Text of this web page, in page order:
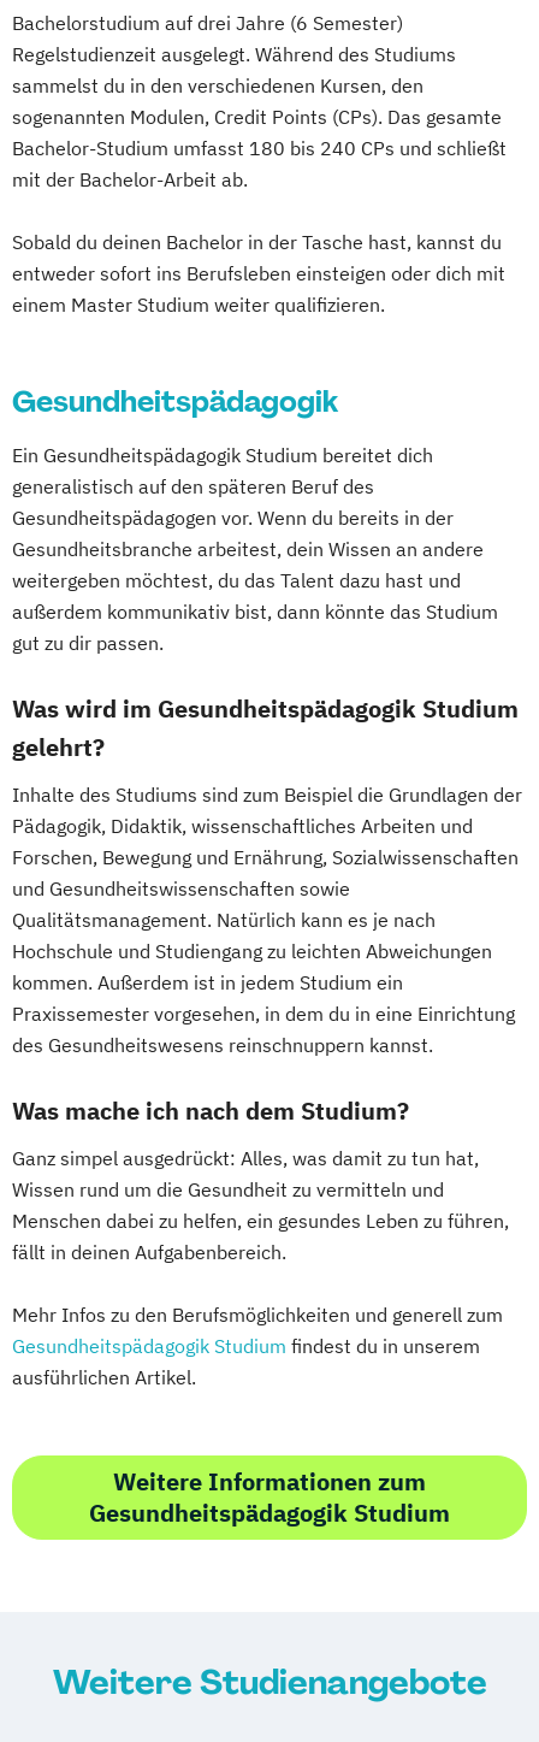
Studienzentrum Judenburg
Bachelorstudium auf drei Jahre (6 Semester)
Regelstudienzeit ausgelegt. Während des Studiums
sammelst du in den verschiedenen Kursen, den
sogenannten Modulen, Credit Points (CPs). Das gesamte
Bachelor-Studium umfasst 180 bis 240 CPs und schließt
mit der Bachelor-Arbeit ab.
Sobald du deinen Bachelor in der Tasche hast, kannst du
entweder sofort ins Berufsleben einsteigen oder dich mit
einem Master Studium weiter qualifizieren.
Gesundheitspädagogik
Ein Gesundheitspädagogik Studium bereitet dich
generalistisch auf den späteren Beruf des
Gesundheitspädagogen vor. Wenn du bereits in der
Gesundheitsbranche arbeitest, dein Wissen an andere
weitergeben möchtest, du das Talent dazu hast und
außerdem kommunikativ bist, dann könnte das Studium
gut zu dir passen.
Was wird im Gesundheitspädagogik Studium
gelehrt?
Inhalte des Studiums sind zum Beispiel die Grundlagen der
Pädagogik, Didaktik, wissenschaftliches Arbeiten und
Forschen, Bewegung und Ernährung, Sozialwissenschaften
und Gesundheitswissenschaften sowie
Qualitätsmanagement. Natürlich kann es je nach
Hochschule und Studiengang zu leichten Abweichungen
kommen. Außerdem ist in jedem Studium ein
Praxissemester vorgesehen, in dem du in eine Einrichtung
des Gesundheitswesens reinschnuppern kannst.
Was mache ich nach dem Studium?
Ganz simpel ausgedrückt: Alles, was damit zu tun hat,
Wissen rund um die Gesundheit zu vermitteln und
Menschen dabei zu helfen, ein gesundes Leben zu führen,
fällt in deinen Aufgabenbereich.
Mehr Infos zu den Berufsmöglichkeiten und generell zum
Gesundheitspädagogik Studium findest du in unserem
ausführlichen Artikel.
Weitere Informationen zum
Gesundheitspädagogik Studium
Weitere Studienangebote